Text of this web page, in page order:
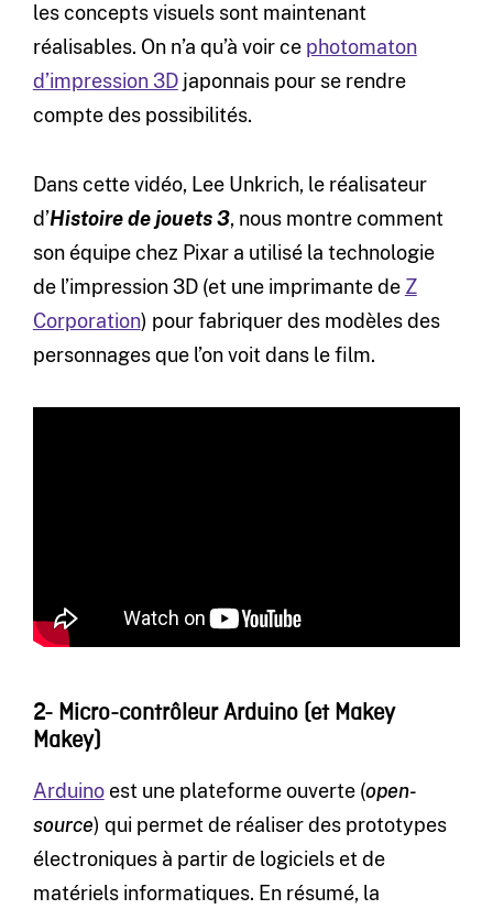
les concepts visuels sont maintenant
réalisables. On n’a qu’à voir ce photomaton
d’impression 3Djaponnais pour se rendre
compte des possibilités.
Dans cette vidéo, Lee Unkrich, le réalisateur
d’Histoire de jouets 3, nous montre comment
son équipe chez Pixar a utilisé la technologie
de l’impression 3D (et une imprimante de Z
Corporation) pour fabriquer des modèles des
personnages que l’on voit dans le film.
2- Micro-contrôleur Arduino (et Makey
Makey)
Arduinoest une plateforme ouverte (open-
source) qui permet de réaliser des prototypes
électroniques à partir de logiciels et de
matériels informatiques. En résumé, la